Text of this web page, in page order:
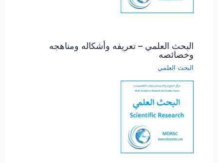
البحث العلمي – تعريفه وأشكاله ومناهجه
وخصائصه
البحث العلمي